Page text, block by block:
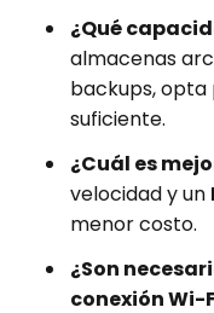
¿Qué
almacenas
backups, opta
suficiente.
¿Cuál es
velocidad y un
menor costo.
¿Son
conexión Wi-